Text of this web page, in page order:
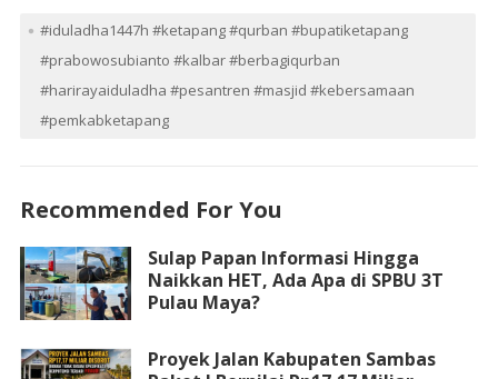
#iduladha1447h #ketapang #qurban #bupatiketapang
#prabowosubianto #kalbar #berbagiqurban
#harirayaiduladha #pesantren #masjid #kebersamaan
#pemkabketapang
Recommended For You
Sulap Papan Informasi Hingga
Naikkan HET, Ada Apa di SPBU 3T
Pulau Maya?
Proyek Jalan Kabupaten Sambas